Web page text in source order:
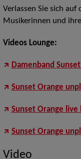
Verlassen Sie sich auf
Musikerinnen und
Videos Lounge:
Damenband
Sunset Orange
Sunset Orange
Sunset Orange
Video